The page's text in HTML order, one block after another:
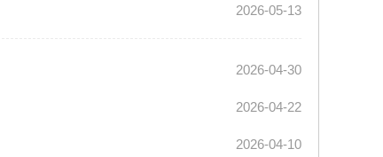
2026-05-13
2026-04-30
2026-04-22
2026-04-10